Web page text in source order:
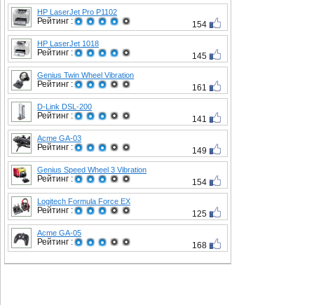
HP LaserJet Pro P1102
Рейтинг : 154
HP LaserJet 1018
Рейтинг : 145
Genius Twin Wheel Vibration
Рейтинг : 161
D-Link DSL-200
Рейтинг : 141
Acme GA-03
Рейтинг : 149
Genius Speed Wheel 3 Vibration
Рейтинг : 154
Logitech Formula Force EX
Рейтинг : 125
Acme GA-05
Рейтинг : 168